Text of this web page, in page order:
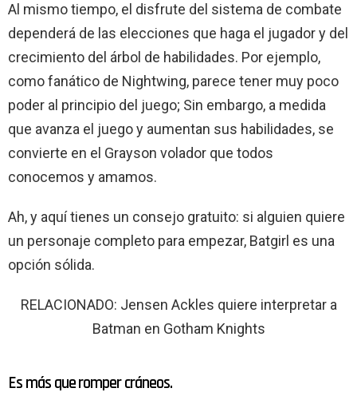
Al mismo tiempo, el disfrute del sistema de combate
dependerá de las elecciones que haga el jugador y del
crecimiento del árbol de habilidades. Por ejemplo,
como fanático de Nightwing, parece tener muy poco
poder al principio del juego; Sin embargo, a medida
que avanza el juego y aumentan sus habilidades, se
convierte en el Grayson volador que todos
conocemos y amamos.
Ah, y aquí tienes un consejo gratuito: si alguien quiere
un personaje completo para empezar, Batgirl es una
opción sólida.
RELACIONADO: Jensen Ackles quiere interpretar a
Batman en Gotham Knights
Es más que romper cráneos.